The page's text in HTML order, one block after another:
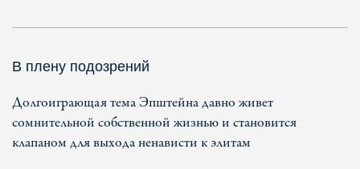
В плену подозрений
Долгоиграющая тема Эпштейна давно живет
сомнительной собственной жизнью и становится
клапаном для выхода ненависти к элитам